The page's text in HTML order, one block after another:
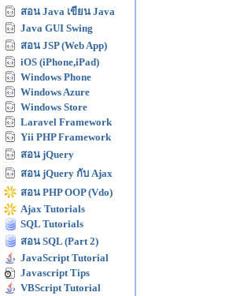
สอน Java เขียน Java
Java GUI Swing
สอน JSP (Web App)
iOS (iPhone,iPad)
Windows Phone
Windows Azure
Windows Store
Laravel Framework
Yii PHP Framework
สอน jQuery
สอน jQuery กับ Ajax
สอน PHP OOP (Vdo)
Ajax Tutorials
SQL Tutorials
สอน SQL (Part 2)
JavaScript Tutorial
Javascript Tips
VBScript Tutorial